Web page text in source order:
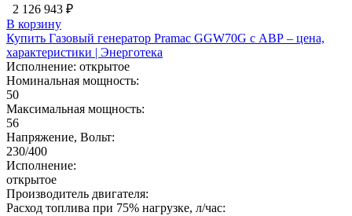
2 126 943 ₽
В корзину
Купить Газовый генератор Pramac GGW70G с АВР – цена,
характеристики | Энерготека
Исполнение: открытое
Номинальная мощность:
50
Максимальная мощность:
56
Напряжение, Вольт:
230/400
Исполнение:
открытое
Производитель двигателя:
Расход топлива при 75% нагрузке, л/час: